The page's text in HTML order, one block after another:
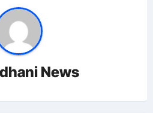
News